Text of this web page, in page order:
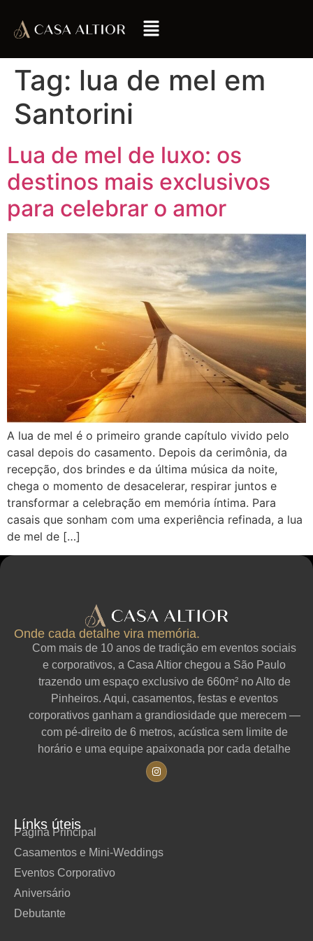
Tag: lua de mel em
Santorini
Lua de mel de luxo: os
destinos mais exclusivos
para celebrar o amor
A lua de mel é o primeiro grande capítulo vivido pelo
casal depois do casamento. Depois da cerimônia, da
recepção, dos brindes e da última música da noite,
chega o momento de desacelerar, respirar juntos e
transformar a celebração em memória íntima. Para
casais que sonham com uma experiência refinada, a lua
de mel de […]
Onde cada detalhe vira memória.
Com mais de 10 anos de tradição em eventos sociais
e corporativos, a Casa Altior chegou a São Paulo
trazendo um espaço exclusivo de 660m² no Alto de
Pinheiros. Aqui, casamentos, festas e eventos
corporativos ganham a grandiosidade que merecem —
com pé-direito de 6 metros, acústica sem limite de
horário e uma equipe apaixonada por cada detalhe
Línks úteis
Página Principal
Casamentos e Mini-Weddings
Eventos Corporativo
Aniversário
Debutante